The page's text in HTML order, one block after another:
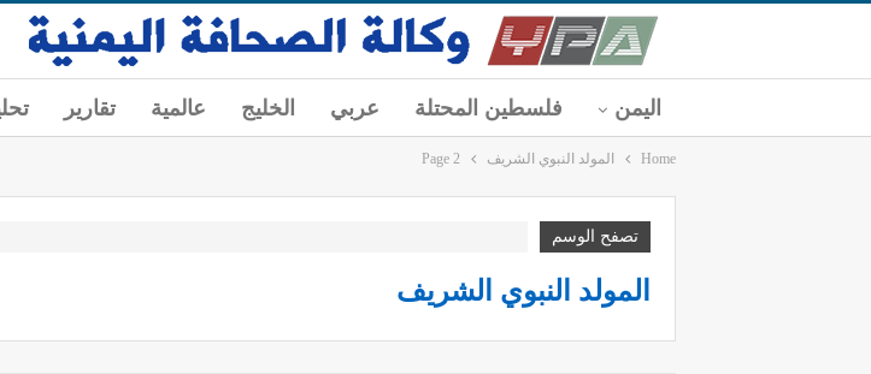
اليمن فلسطين المحتلة عربي الخليج عالمية تقارير
Home المولد النبوي الشريف Page 2
تصفح الوسم
المولد النبوي الشريف